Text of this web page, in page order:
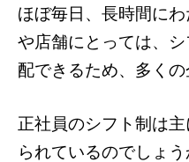
ほぼ毎日、長時間に
や店舗にとっては、
配できるため、多くの
正社員のシフト制は
られているのでしょ